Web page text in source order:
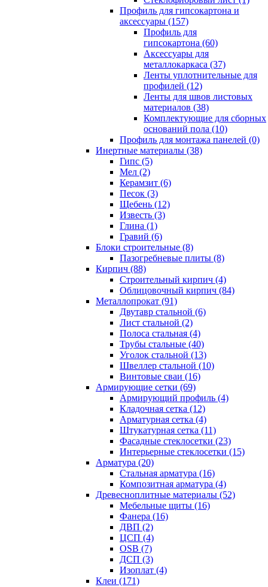
Профиль для гипсокартона и
аксессуары (157)
Профиль для
гипсокартона (60)
Аксессуары для
металлокаркаса (37)
Ленты уплотнительные для
профилей (12)
Ленты для швов листовых
материалов (38)
Комплектующие для сборных
оснований пола (10)
Профиль для монтажа панелей (0)
Инертные материалы (38)
Гипс (5)
Мел (2)
Керамзит (6)
Песок (3)
Щебень (12)
Известь (3)
Глина (1)
Гравий (6)
Блоки строительные (8)
Пазогребневые плиты (8)
Кирпич (88)
Строительный кирпич (4)
Облицовочный кирпич (84)
Металлопрокат (91)
Двутавр стальной (6)
Лист стальной (2)
Полоса стальная (4)
Трубы стальные (40)
Уголок стальной (13)
Швеллер стальной (10)
Винтовые сваи (16)
Армирующие сетки (69)
Армирующий профиль (4)
Кладочная сетка (12)
Арматурная сетка (4)
Штукатурная сетка (11)
Фасадные стеклосетки (23)
Интерьерные стеклосетки (15)
Арматура (20)
Стальная арматура (16)
Композитная арматура (4)
Древесноплитные материалы (52)
Мебельные щиты (16)
Фанера (16)
ДВП (2)
ЦСП (4)
OSB (7)
ДСП (3)
Изоплат (4)
Клеи (171)